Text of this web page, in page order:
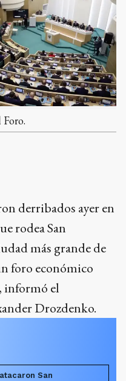
derribados ayer en
rodea San
más grande de
foro económico
informó el
Drozdenko.
San